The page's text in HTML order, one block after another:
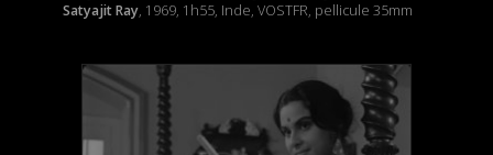
Satyajit Ray, 1969, 1h55, Inde, VOSTFR, pellicule 35mm